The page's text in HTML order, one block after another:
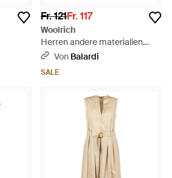
Fr. 121Fr. 117
Woolrich
Herren andere materialien
shorts - Natur
Von Balardi
SALE